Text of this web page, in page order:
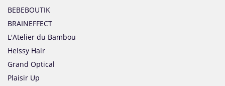
BEBEBOUTIK
BRAINEFFECT
L'Atelier du Bambou
Helssy Hair
Grand Optical
Plaisir Up